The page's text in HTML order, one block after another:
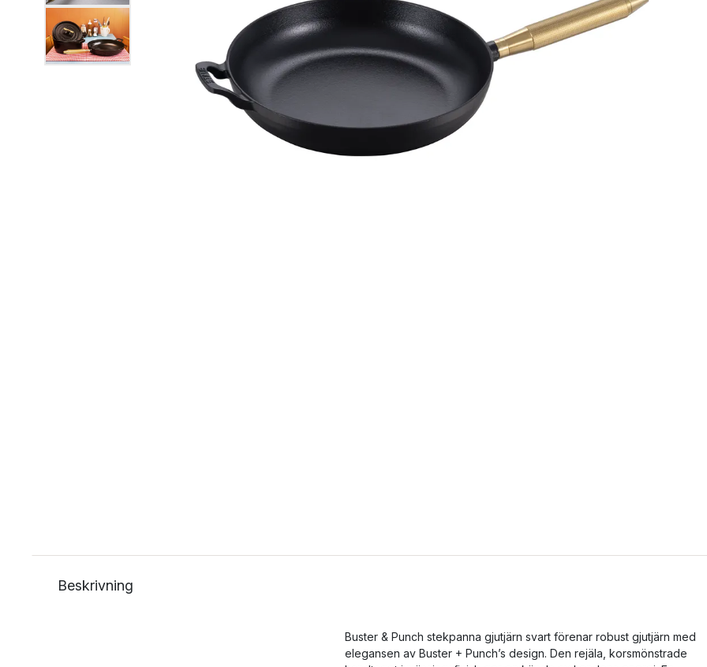
Beskrivning
Buster & Punch stekpanna gjutjärn svart förenar robust gjutjärn med
elegansen av Buster + Punch’s design. Den rejäla, korsmönstrade